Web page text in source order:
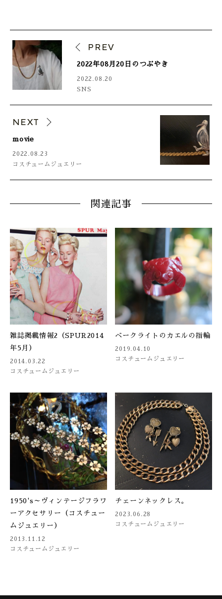
PREV
2022年08月20日のつぶやき
2022.08.20
SNS
NEXT
movie
2022.08.23
コスチュームジュエリー
関連記事
雑誌掲載情報2（SPUR2014
年5月）
2014.03.22
コスチュームジュエリー
ベークライトのカエルの指輪
2019.04.10
コスチュームジュエリー
1950's～ヴィンテージフラワ
ーアクセサリー（コスチュー
ムジュエリー）
2013.11.12
コスチュームジュエリー
チェーンネックレス。
2023.06.28
コスチュームジュエリー